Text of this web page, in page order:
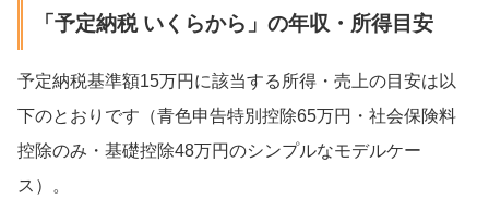
「予定納税 いくらから」の年収・所得目安
予定納税基準額15万円に該当する所得・売上の目安は以
下のとおりです（青色申告特別控除65万円・社会保険料
控除のみ・基礎控除48万円のシンプルなモデルケー
ス）。